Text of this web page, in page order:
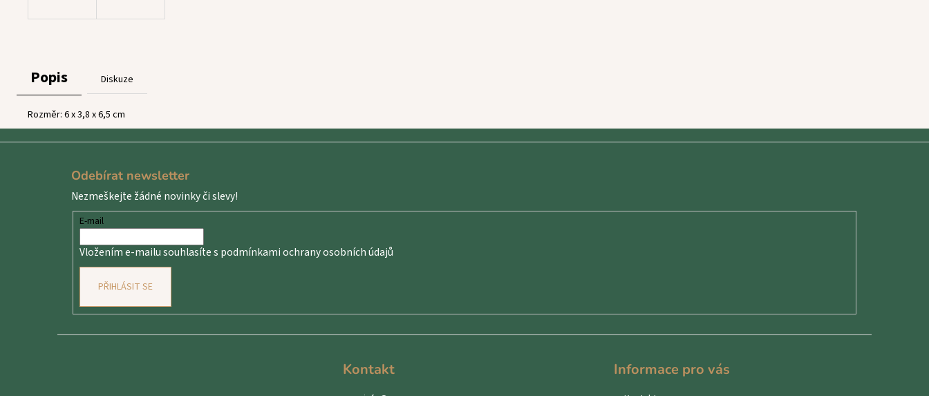
Popis Diskuze
Rozměr: 6 x 3,8 x 6,5 cm
Odebírat newsletter
Nezmeškejte žádné novinky či slevy!
E-mail
Vložením e-mailu souhlasíte s podmínkami ochrany osobních údajů
PŘIHLÁSIT SE
Kontakt Informace pro vás